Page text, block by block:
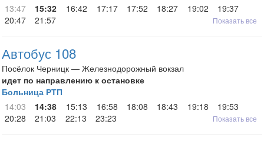
13:47
15:32 16:42 17:17 17:52 18:27 19:02
19:37
20:47
21:57 Показать все
Автобус 108
Посёлок Черницк — Железнодорожный вокзал
идет по направлению к остановке
Больница РТП
14:03
14:38 15:13 16:58 18:08 18:43 19:18
19:53
20:28
21:03 22:13 23:23 Показать все